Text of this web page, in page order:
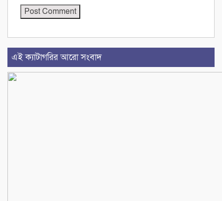
এই ক্যাটাগরির আরো সংবাদ